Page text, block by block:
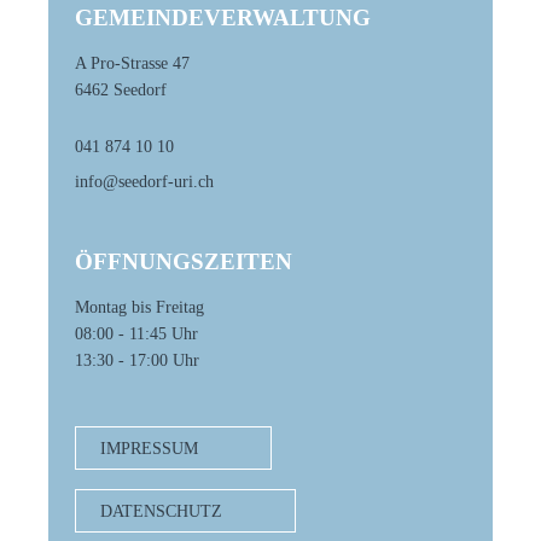
GEMEINDEVERWALTUNG
A Pro-Strasse 47
6462 Seedorf
041 874 10 10
info@seedorf-uri.ch
ÖFFNUNGSZEITEN
Montag bis Freitag
08:00 - 11:45 Uhr
13:30 - 17:00 Uhr
IMPRESSUM
DATENSCHUTZ